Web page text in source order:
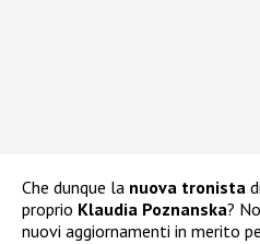
Che dunque la nuova tronista di
proprio Klaudia Poznanska?
nuovi aggiornamenti in merito